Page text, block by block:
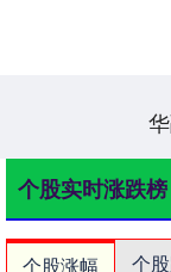
个股实时涨跌榜
个股涨幅 个